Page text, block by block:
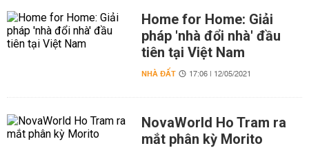
Home for Home: Giải
pháp 'nhà đổi nhà' đầu
tiên tại Việt Nam
NHÀ ĐẤT 17:06 | 12/05/2021
NovaWorld Ho Tram ra
mắt phân kỳ Morito